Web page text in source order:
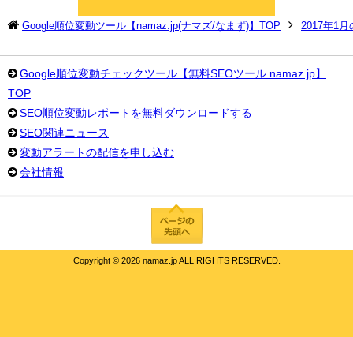
Google順位変動ツール【namaz.jp(ナマズ/なまず)】TOP 2017年1月
Google順位変動チェックツール【無料SEOツール namaz.jp】
TOP
SEO順位変動レポートを無料ダウンロードする
SEO関連ニュース
変動アラートの配信を申し込む
会社情報
Copyright © 2026 namaz.jp ALL RIGHTS RESERVED.